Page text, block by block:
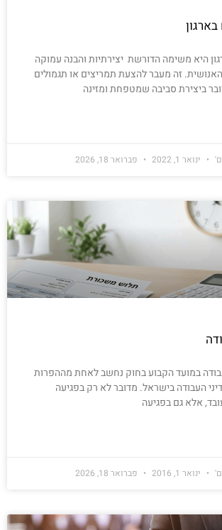
היא משימה הדורשת יצירתיות והבנה עמוקה
זה מעבר להצעת תמריצים או תגמולים
ביצירת סביבה שמטפחת ומזינה
ינואר 1, 2022 פברואר 18, 2026
במועד הקבוע בחוק נחשב לאחת מההפרות
העבודה בישראל. מדובר לא רק בפגיעה
אלא גם בפגיעה
ינואר 1, 2016 פברואר 18, 2026